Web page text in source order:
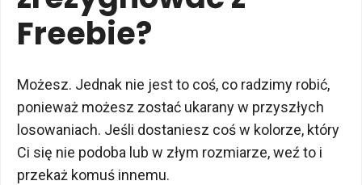
Freebie?
Możesz. Jednak nie jest to coś, co radzimy robić,
ponieważ możesz zostać ukarany w przyszłych
losowaniach. Jeśli dostaniesz coś w kolorze, który
Ci się nie podoba lub w złym rozmiarze, weź to i
przekaż komuś innemu.